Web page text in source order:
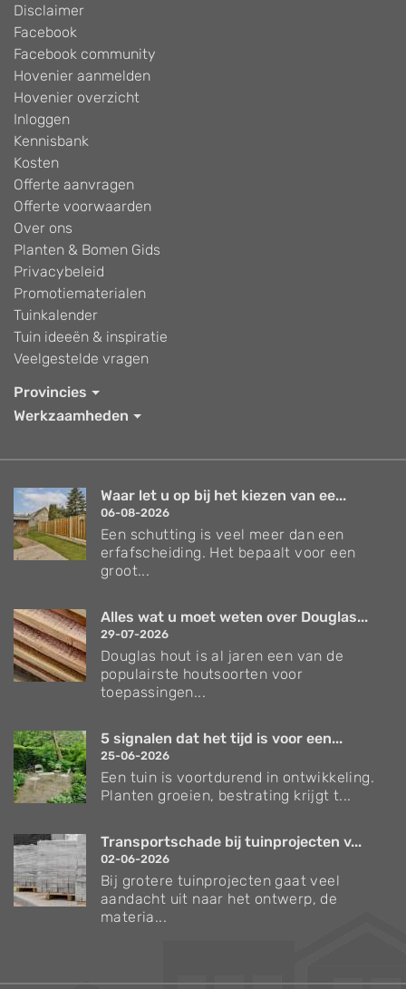
Disclaimer
Facebook
Facebook community
Hovenier aanmelden
Hovenier overzicht
Inloggen
Kennisbank
Kosten
Offerte aanvragen
Offerte voorwaarden
Over ons
Planten & Bomen Gids
Privacybeleid
Promotiematerialen
Tuinkalender
Tuin ideeën & inspiratie
Veelgestelde vragen
Provincies
Werkzaamheden
Waar let u op bij het kiezen van ee...
06-08-2026
Een schutting is veel meer dan een
erfafscheiding. Het bepaalt voor een
groot...
Alles wat u moet weten over Douglas...
29-07-2026
Douglas hout is al jaren een van de
populairste houtsoorten voor
toepassingen...
5 signalen dat het tijd is voor een...
25-06-2026
Een tuin is voortdurend in ontwikkeling.
Planten groeien, bestrating krijgt t...
Transportschade bij tuinprojecten v...
02-06-2026
Bij grotere tuinprojecten gaat veel
aandacht uit naar het ontwerp, de
materia...